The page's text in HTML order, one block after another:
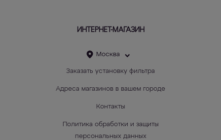
ИНТЕРНЕТ-МАГАЗИН
Москва
Заказать установку фильтра
Адреса магазинов в вашем городе
Контакты
Политика обработки и защиты
персональных данных